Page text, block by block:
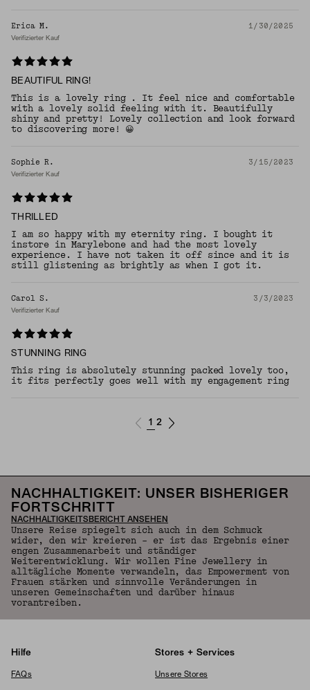
Erica M. 1/30/2025
Verifizierter Kauf
BEAUTIFUL RING!
This is a lovely ring . It feel nice and comfortable
with a lovely solid feeling with it. Beautifully
shiny and pretty! Lovely collection and look forward
to discovering more! 😀
Sophie R. 3/15/2023
Verifizierter Kauf
THRILLED
I am so happy with my eternity ring. I bought it
instore in Marylebone and had the most lovely
experience. I have not taken it off since and it is
still glistening as brightly as when I got it.
Carol S. 3/3/2023
Verifizierter Kauf
STUNNING RING
This ring is absolutely stunning packed lovely too,
it fits perfectly goes well with my engagement ring
1 2
NACHHALTIGKEIT: UNSER BISHERIGER
FORTSCHRITT
NACHHALTIGKEITSBERICHT ANSEHEN
Unsere Reise spiegelt sich auch in dem Schmuck
wider, den wir kreieren – er ist das Ergebnis einer
engen Zusammenarbeit und ständiger
Weiterentwicklung. Wir wollen Fine Jewellery in
alltägliche Momente verwandeln, das Empowerment von
Frauen stärken und sinnvolle Veränderungen in
unseren Gemeinschaften und darüber hinaus
vorantreiben.
Hilfe
FAQs
Stores + Services
Unsere Stores